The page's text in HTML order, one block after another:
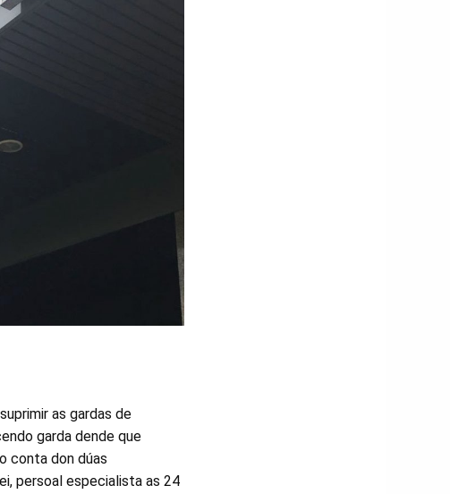
as gardas de
garda dende que
conta don dúas
persoal especialista as 24